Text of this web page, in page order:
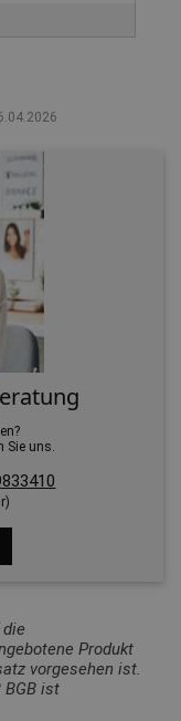
Sie uns.
Produkt
vorgesehen ist.
BGB ist